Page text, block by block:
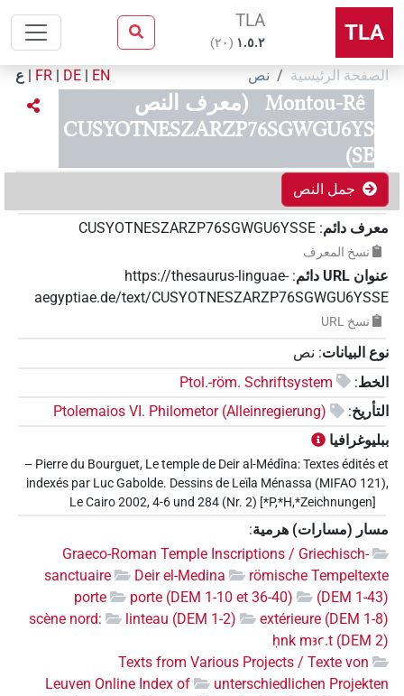
TLA
TLA
۱.٥.٢ (٢٠)
الصفحة الرئيسية نص EN
|
DE
|
FR
| ع
Montou-Rê
(معرف النص
CUSYOTNESZARZP76SGWGU6YS
SE)
جمل النص
معرف دائم:
CUSYOTNESZARZP76SGWGU6YSSE
نسخ المعرف
عنوان‏ ‏URL‏ دائم :
https://thesaurus-linguae-
aegyptiae.de/text/CUSYOTNESZARZP76SGWGU6YSSE
نسخ‏ ‏URL
نوع البيانات: نص
الخط:
Ptol.-röm. Schriftsystem
التأريخ:
Ptolemaios VI. Philometor (Alleinregierung)
ببليوغرافيا
– Pierre du Bourguet, Le temple de Deir al-Médîna: Textes édités et
indexés par Luc Gabolde. Dessins de Leïla Ménassa (MIFAO 121),
Le Cairo 2002, 4-6 und 284 (Nr. 2) [*P,*H,*Zeichnungen]
مسار (مسارات) هرمية:
Graeco-Roman Temple Inscriptions / Griechisch-
römische Tempeltexte
Deir el-Medina
sanctuaire
(DEM 1-43)
porte (DEM 1-10 et 36-40)
porte
extérieure (DEM 1-8)
linteau (DEM 1-2)
scène nord:
ḥnk mꜣꜥ.t (DEM 2)
Texts from Various Projects / Texte von
unterschiedlichen Projekten
Leuven Online Index of